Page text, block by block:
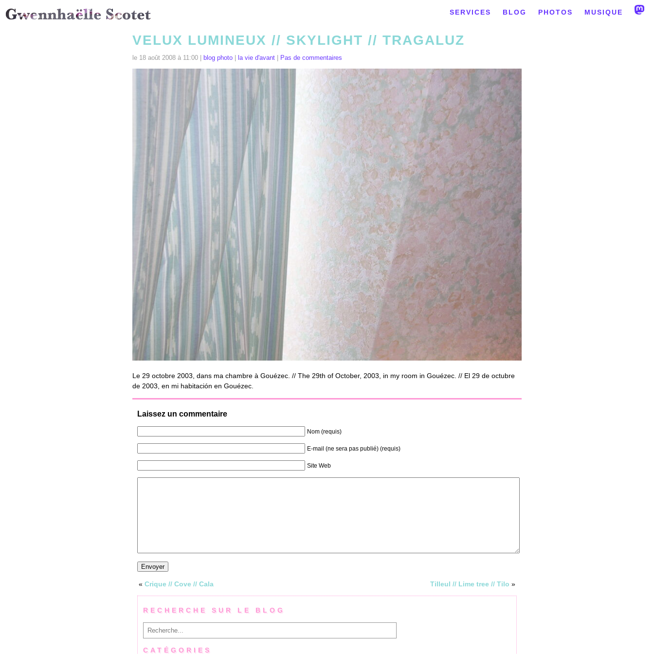
SERVICES BLOG PHOTOS MUSIQUE
VELUX LUMINEUX // SKYLIGHT // TRAGALUZ
le 18 août 2008 à 11:00 | blog photo la vie d'avant Pas de commentaires
Le 29 octobre 2003, dans ma chambre à Gouézec. // The 29th of October, 2003, in my room in Gouézec. // El 29 de octubre
de 2003, en mi habitación en Gouézec.
Laissez un commentaire
Nom (requis)
E-mail (ne sera pas publié) (requis)
Site Web
« Crique // Cove // Cala Tilleul // Lime tree // Tilo »
RECHERCHE SUR LE BLOG
CATÉGORIES